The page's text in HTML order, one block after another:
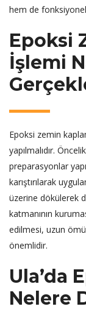
hem de
Epoksi
İşlemi
Epoksi zemin
yapılmalıdır.
preparasyonlar
karıştırılarak
üzerine dökülerek
katmanının
edilmesi, uzun
önemlidir.
Ula’da
Nelere